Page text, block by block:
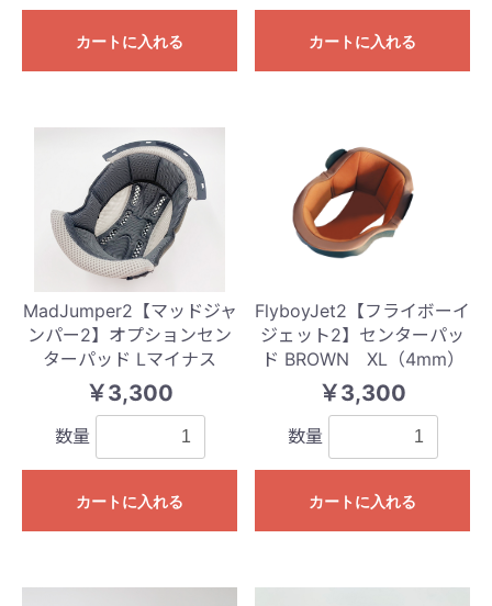
カートに入れる カートに入れる
MadJumper2【マッドジャ
ンパー2】オプションセン
ターパッド Lマイナス
￥3,300
数量
カートに入れる
FlyboyJet2【フライボーイ
ジェット2】センターパッ
ド BROWN XL（4mm）
￥3,300
数量
カートに入れる